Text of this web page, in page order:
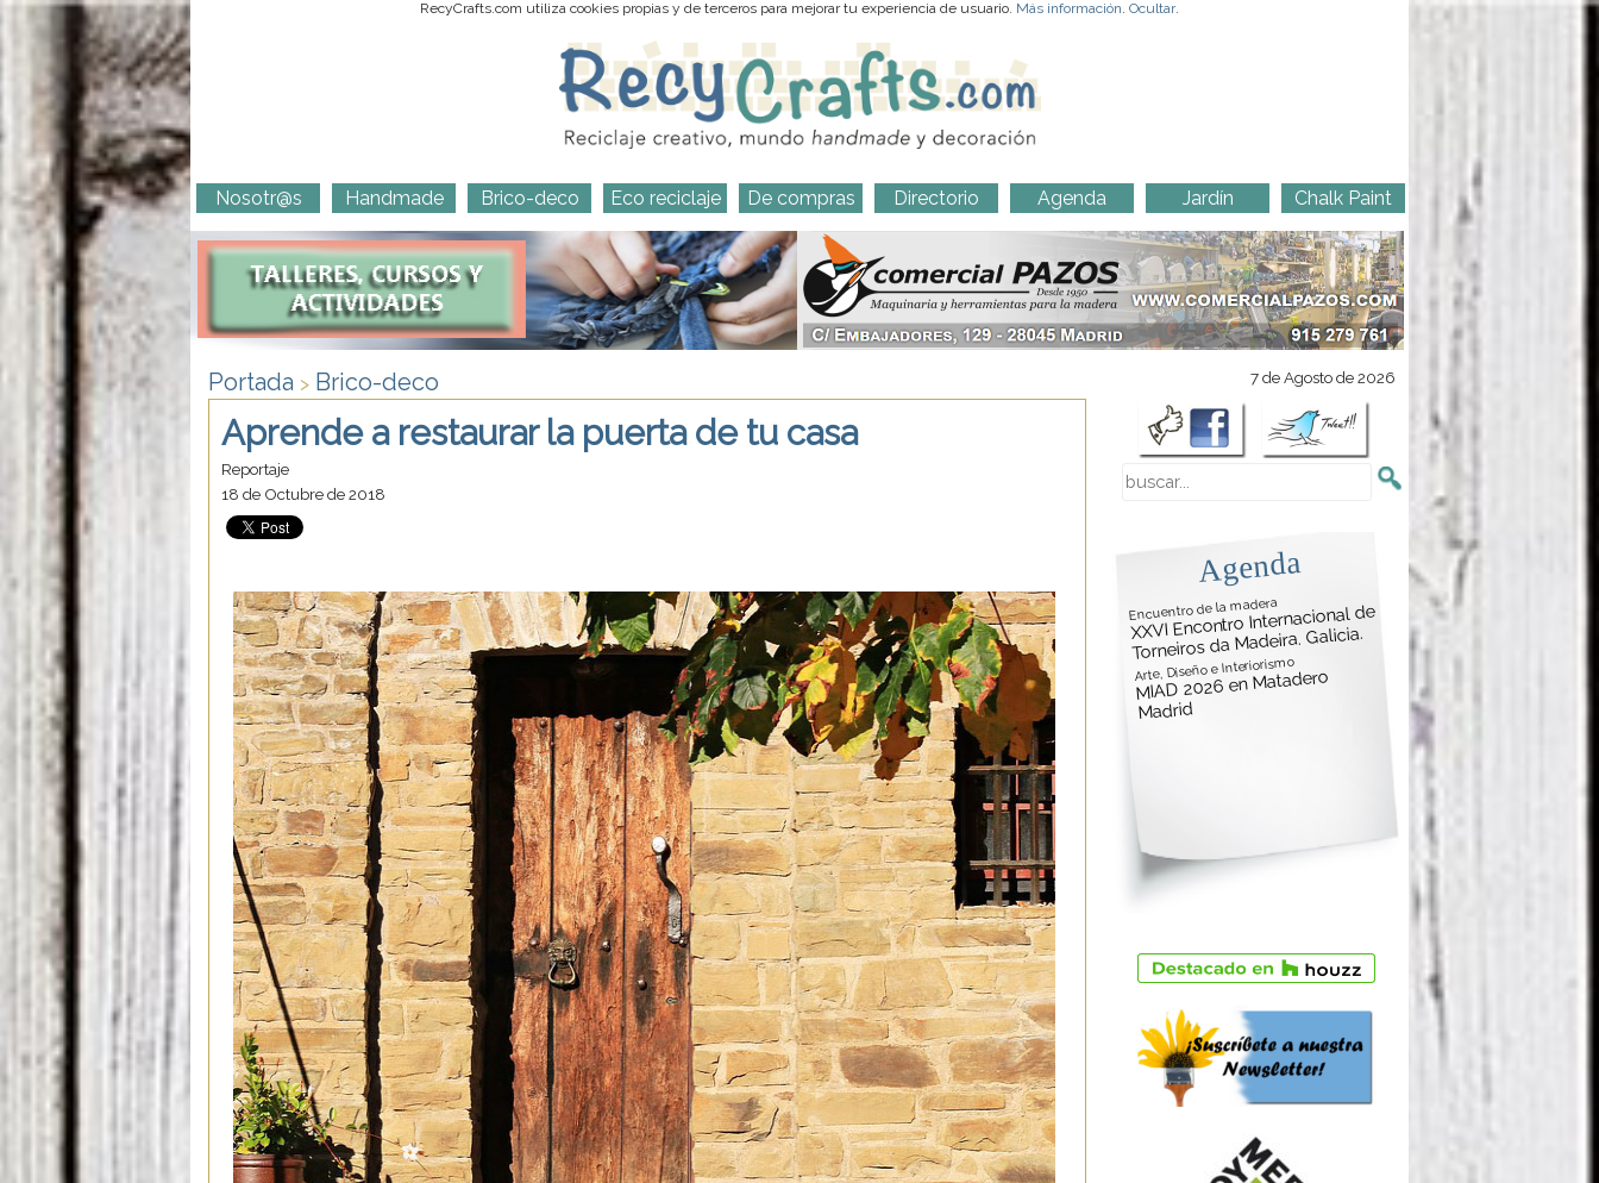
RecyCrafts.com utiliza cookies propias y de terceros para mejorar tu experiencia de usuario. Más información. Ocultar.
Nosotr@s Handmade Brico-deco Eco reciclaje De compras Directorio Agenda Jardín Chalk Paint
Portada > Brico-deco
Aprende a restaurar la puerta de tu casa
Reportaje
18 de Octubre de 2018
7 de Agosto de 2026
Agenda
Encuentro de la madera
XXVI Encontro Internacional de
Torneiros da Madeira. Galicia.
Arte, Diseño e Interiorismo
MIAD 2026 en Matadero
Madrid